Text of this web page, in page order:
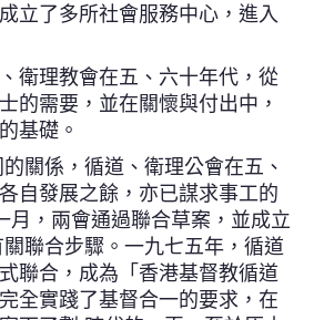
立了多所社會服務中心，進入
理教會在五、六十年代，從
的需要，並在關懷與付出中，
基礎。
關係，循道、衛理公會在五、
自發展之餘，亦已謀求事工的
月，兩會通過聯合草案，並成立
聯合步驟。一九七五年，循道
聯合，成為「香港基督教循道
全實踐了基督合一的要求，在